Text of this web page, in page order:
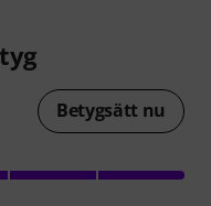
Betygsätt nu